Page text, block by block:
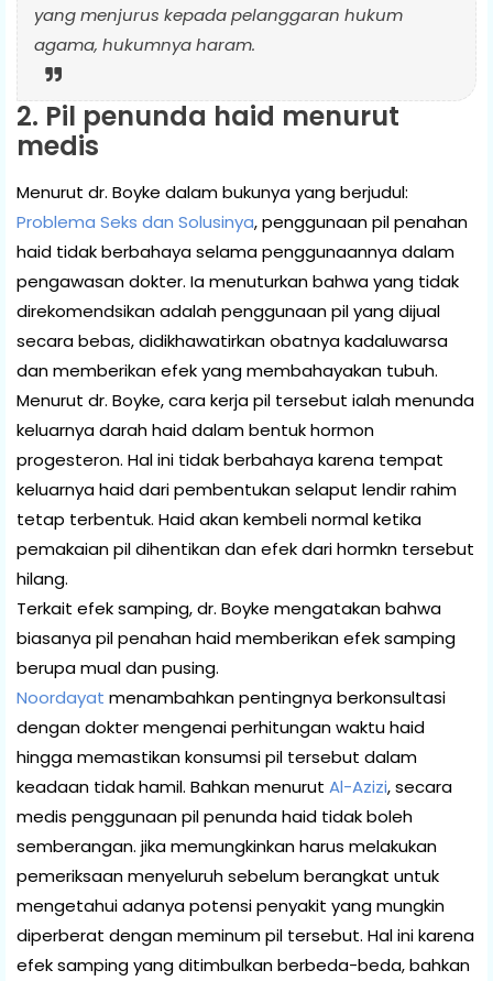
yang menjurus kepada pelanggaran hukum
agama, hukumnya haram.
2. Pil penunda haid menurut
medis
Menurut dr. Boyke dalam bukunya yang berjudul:
Problema Seks dan Solusinya, penggunaan pil penahan
haid tidak berbahaya selama penggunaannya dalam
pengawasan dokter. Ia menuturkan bahwa yang tidak
direkomendsikan adalah penggunaan pil yang dijual
secara bebas, didikhawatirkan obatnya kadaluwarsa
dan memberikan efek yang membahayakan tubuh.
Menurut dr. Boyke, cara kerja pil tersebut ialah menunda
keluarnya darah haid dalam bentuk hormon
progesteron. Hal ini tidak berbahaya karena tempat
keluarnya haid dari pembentukan selaput lendir rahim
tetap terbentuk. Haid akan kembeli normal ketika
pemakaian pil dihentikan dan efek dari hormkn tersebut
hilang.
Terkait efek samping, dr. Boyke mengatakan bahwa
biasanya pil penahan haid memberikan efek samping
berupa mual dan pusing.
Noordayat menambahkan pentingnya berkonsultasi
dengan dokter mengenai perhitungan waktu haid
hingga memastikan konsumsi pil tersebut dalam
keadaan tidak hamil. Bahkan menurut Al-Azizi, secara
medis penggunaan pil penunda haid tidak boleh
semberangan. jika memungkinkan harus melakukan
pemeriksaan menyeluruh sebelum berangkat untuk
mengetahui adanya potensi penyakit yang mungkin
diperberat dengan meminum pil tersebut. Hal ini karena
efek samping yang ditimbulkan berbeda-beda, bahkan